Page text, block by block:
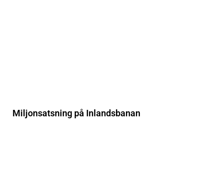
Miljonsatsning på Inlandsbanan